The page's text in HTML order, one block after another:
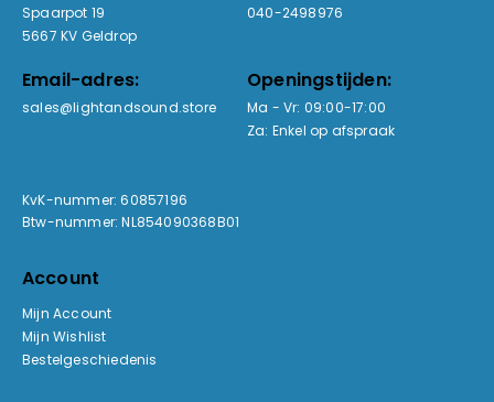
Spaarpot 19
5667 KV Geldrop
040-2498976
Email-adres:
sales@lightandsound.store
Openingstijden:
Ma - Vr: 09:00-17:00
Za: Enkel op afspraak
KvK-nummer: 60857196
Btw-nummer: NL854090368B01
Account
Mijn Account
Mijn Wishlist
Bestelgeschiedenis